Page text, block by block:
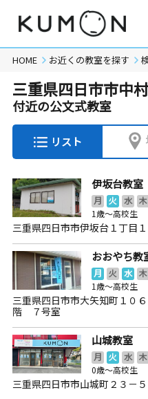
HOME お近くの教室を探す
三重県四日市市中
付近の公文式教室
リスト
伊坂台教室
月 火 水 木
1歳～高校生
三重県四日市市伊坂台１丁目
おおやち教
月 火 水 木
1歳～高校生
三重県四日市市大矢知町１０
階 ７号室
山城教室
月 火 水 木
0歳～高校生
三重県四日市市山城町２３－